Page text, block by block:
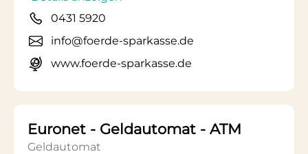
0431 5920
info@foerde-sparkasse.de
www.foerde-sparkasse.de
Euronet - Geldautomat - ATM
Geldautomat